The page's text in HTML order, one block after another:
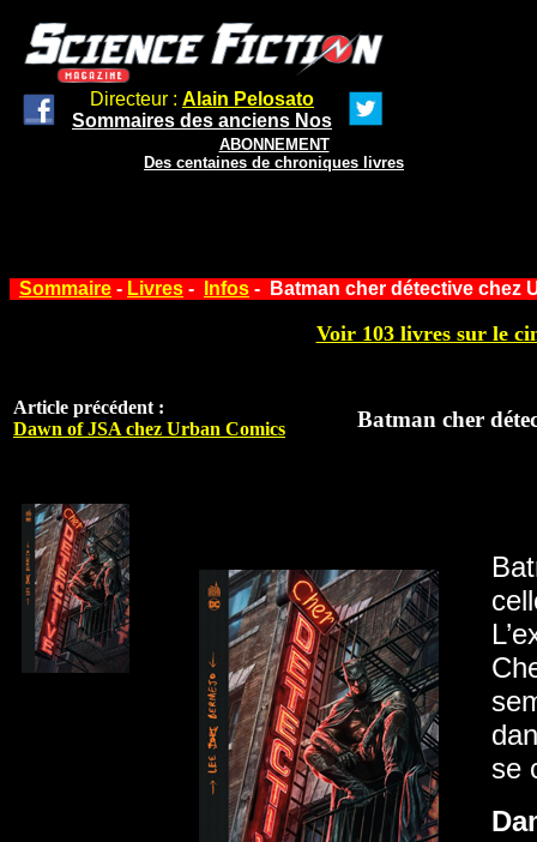
Directeur : Alain Pelosato
Sommaires des anciens Nos
ABONNEMENT
Des centaines de chroniques livres
Sommaire - Livres - Infos - Batman cher détective chez
Voir 103 livres sur le
Article précédent :
Dawn of JSA chez Urban Comics
Batman cher
se